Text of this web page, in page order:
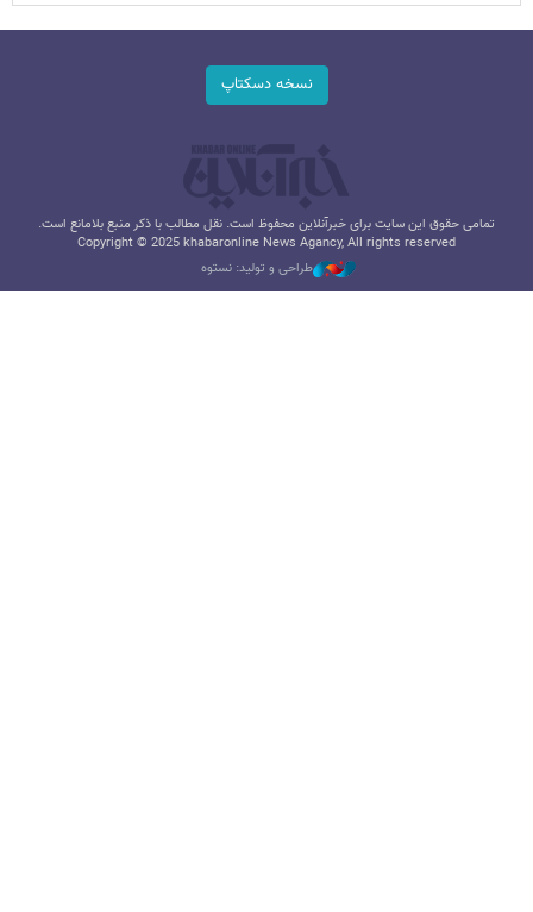
نسخه دسکتاپ
تمامی حقوق این سایت برای خبرآنلاین محفوظ است. نقل مطالب با ذکر منبع بلامانع است.
Copyright © 2025 khabaronline News Agancy, All rights reserved
طراحی و تولید: نستوه